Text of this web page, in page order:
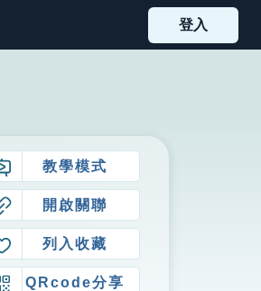
登入
教學模式
開啟關聯
列入收藏
QRcode分享